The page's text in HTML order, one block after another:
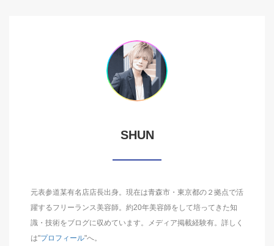
SHUN
元表参道某有名店店長出身。現在は青森市・東京都の２拠点で活
躍するフリーランス美容師。約20年美容師をして培ってきた知
識・技術をブログに収めています。メディア掲載経験有。詳しく
は"プロフィール"へ。